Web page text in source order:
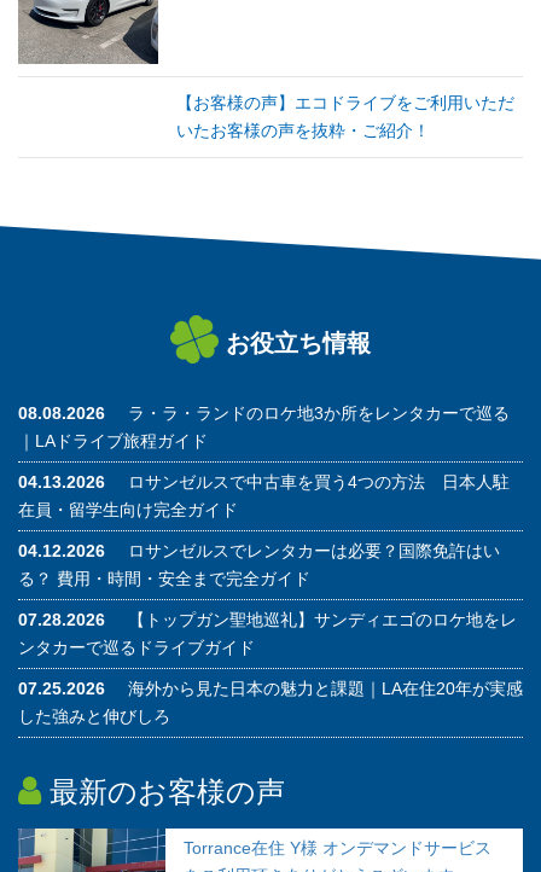
【お客様の声】エコドライブをご利用いただ
いたお客様の声を抜粋・ご紹介！
お役立ち情報
08.08.2026
ラ・ラ・ランドのロケ地3か所をレンタカーで巡る
｜LAドライブ旅程ガイド
04.13.2026
ロサンゼルスで中古車を買う4つの方法 日本人駐
在員・留学生向け完全ガイド
04.12.2026
ロサンゼルスでレンタカーは必要？国際免許はい
る？ 費用・時間・安全まで完全ガイド
07.28.2026
【トップガン聖地巡礼】サンディエゴのロケ地をレ
ンタカーで巡るドライブガイド
07.25.2026
海外から見た日本の魅力と課題｜LA在住20年が実感
した強みと伸びしろ
最新のお客様の声
Torrance在住 Y様 オンデマンドサービス